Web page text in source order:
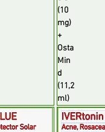
(10
mg)
+
Osta
Min
d
(11,2
ml)